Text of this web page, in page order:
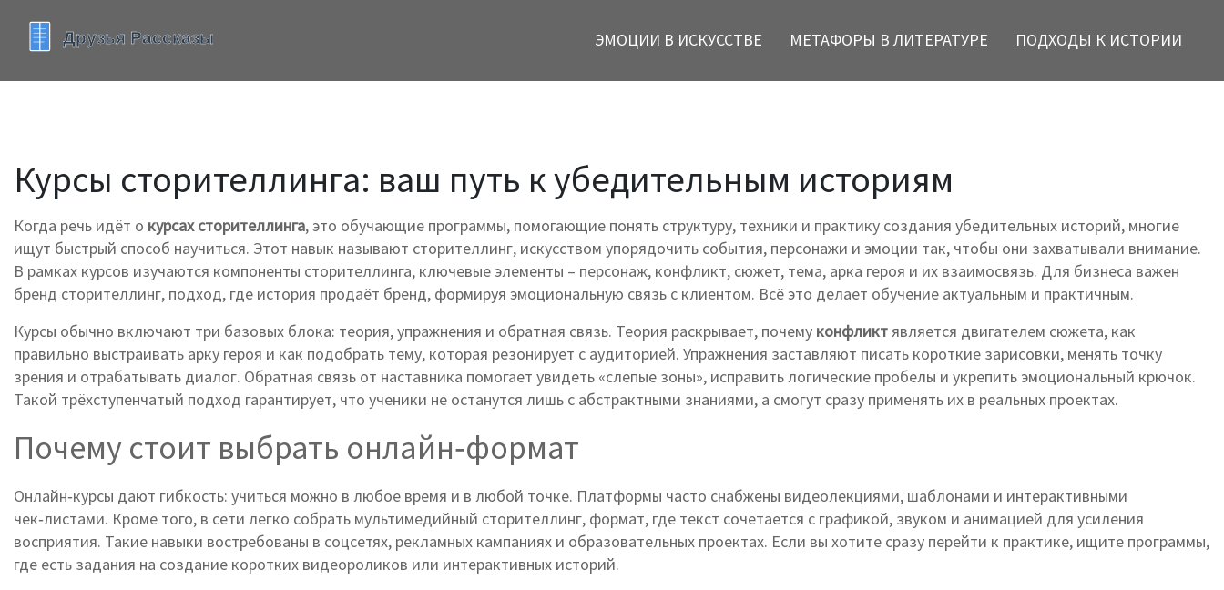
ЭМОЦИИ В ИСКУССТВЕ МЕТАФОРЫ В ЛИТЕРАТУРЕ ПОДХОДЫ К ИСТОРИИ
Курсы сторителлинга: ваш путь к убедительным историям
Когда речь идёт о курсах сторителлинга,это обучающие программы, помогающие понять структуру, техники и практику создания убедительных историй, многие
ищут быстрый способ научиться. Этот навык называют сторителлинг, искусством упорядочить события, персонажи и эмоции так, чтобы они захватывали внимание.
В рамках курсов изучаются компоненты сторителлинга, ключевые элементы – персонаж, конфликт, сюжет, тема, арка героя и их взаимосвязь. Для бизнеса важен
бренд сторителлинг, подход, где история продаёт бренд, формируя эмоциональную связь с клиентом. Всё это делает обучение актуальным и практичным.
Курсы обычно включают три базовых блока: теория, упражнения и обратная связь. Теория раскрывает, почему конфликтявляется двигателем сюжета, как
правильно выстраивать арку героя и как подобрать тему, которая резонирует с аудиторией. Упражнения заставляют писать короткие зарисовки, менять точку
зрения и отрабатывать диалог. Обратная связь от наставника помогает увидеть «слепые зоны», исправить логические пробелы и укрепить эмоциональный крючок.
Такой трёхступенчатый подход гарантирует, что ученики не останутся лишь с абстрактными знаниями, а смогут сразу применять их в реальных проектах.
Почему стоит выбрать онлайн‑формат
Онлайн‑курсы дают гибкость: учиться можно в любое время и в любой точке. Платформы часто снабжены видеолекциями, шаблонами и интерактивными
чек‑листами. Кроме того, в сети легко собрать мультимедийный сторителлинг, формат, где текст сочетается с графикой, звуком и анимацией для усиления
восприятия. Такие навыки востребованы в соцсетях, рекламных кампаниях и образовательных проектах. Если вы хотите сразу перейти к практике, ищите программы,
где есть задания на создание коротких видеороликов или интерактивных историй.